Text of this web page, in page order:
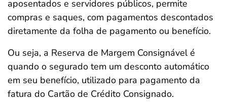
aposentados e servidores públicos, permite
compras e saques, com pagamentos descontados
diretamente da folha de pagamento ou benefício.
Ou seja, a Reserva de Margem Consignável é
quando o segurado tem um desconto automático
em seu benefício, utilizado para pagamento da
fatura do Cartão de Crédito Consignado.